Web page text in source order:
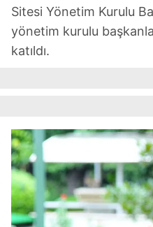
Sitesi Yönetim Kurulu
yönetim kurulu
katıldı.